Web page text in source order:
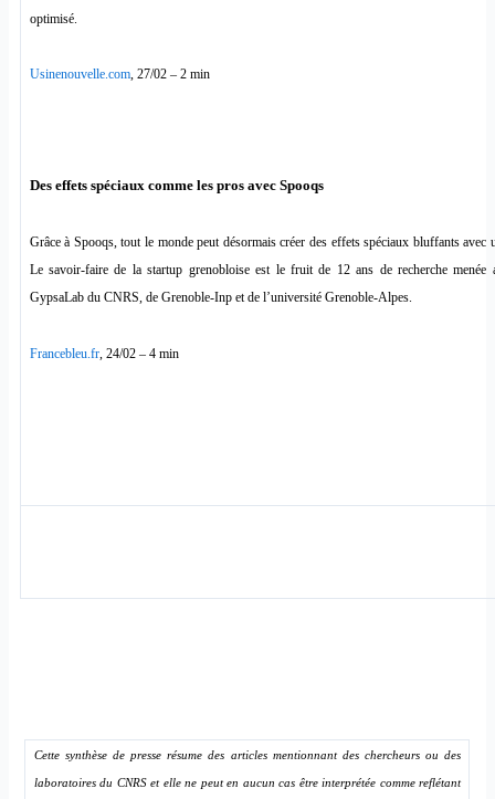
optimisé.
Usinenouvelle.com, 27/02 – 2 min
Des effets spéciaux comme les pros avec Spooqs
Grâce à Spooqs, tout le monde peut désormais créer des effets spéciaux bluffants avec
Le savoir-faire de la startup grenobloise est le fruit de 12 ans de recherche menée
GypsaLab du CNRS, de Grenoble-Inp et de l’université Grenoble-Alpes.
Francebleu.fr, 24/02 – 4 min
Cette synthèse de presse résume des articles mentionnant des chercheurs ou des
laboratoires du CNRS et elle ne peut en aucun cas être interprétée comme reflétant